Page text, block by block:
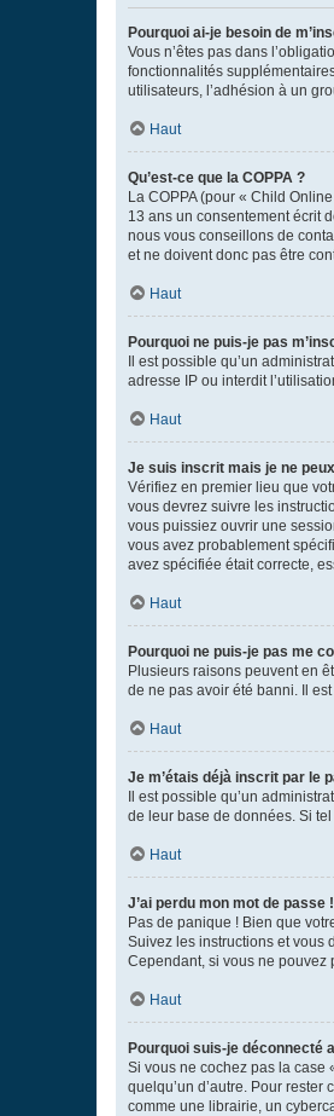
Pourquoi ai-je besoin de
Vous n’êtes pas dans
fonctionnalités
utilisateurs, l’adhésion à un
Haut
Qu’est-ce que la COPPA ?
La COPPA (pour « Child
13 ans un consentement écrit
nous vous conseillons de
et ne doivent donc pas être
Haut
Pourquoi ne puis-je pas
Il est possible qu’un
adresse IP ou interdit
Haut
Je suis inscrit mais je ne
Vérifiez en premier lieu que
vous devrez suivre les
vous puissiez ouvrir une
vous avez probablement
avez spécifiée était correcte,
Haut
Pourquoi ne puis-je pas me
Plusieurs raisons peuvent en
de ne pas avoir été banni. Il
Haut
Je m’étais déjà inscrit par le
Il est possible qu’un
de leur base de données. Si
Haut
J’ai perdu mon mot de passe !
Pas de panique ! Bien que
Suivez les instructions et vous
Cependant, si vous ne pouvez
Haut
Pourquoi suis-je déconnecté
Si vous ne cochez pas la case
quelqu’un d’autre. Pour
comme une librairie, un